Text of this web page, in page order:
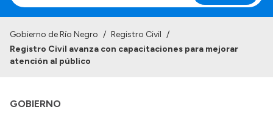
Institucional
Autoridades
Gobierno de Río Negro / Registro Civil /
Registro Civil avanza con capacitaciones para mejorar
atención al público
GOBIERNO